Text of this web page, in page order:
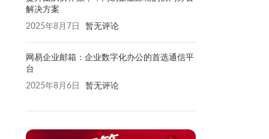
解决方案
2025年8月7日 暂无评论
网易企业邮箱：企业数字化办公的首选通信平
台
2025年8月6日 暂无评论